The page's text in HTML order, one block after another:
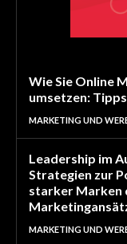
Wie Sie Online
umsetzen:
MARKETING UND
Leadership im
Strategien zur
starker Marken
MARKETING UND